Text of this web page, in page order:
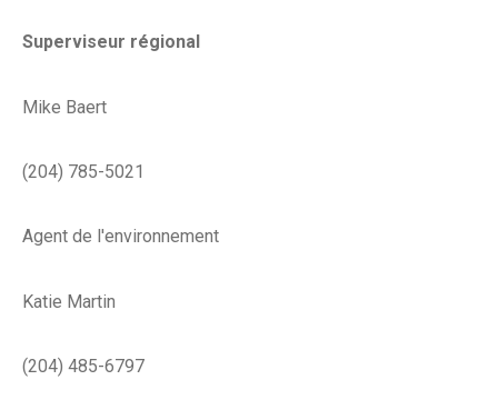
Superviseur régional
Mike Baert
(204) 785-5021
Agent de l'environnement
Katie Martin
(204) 485-6797